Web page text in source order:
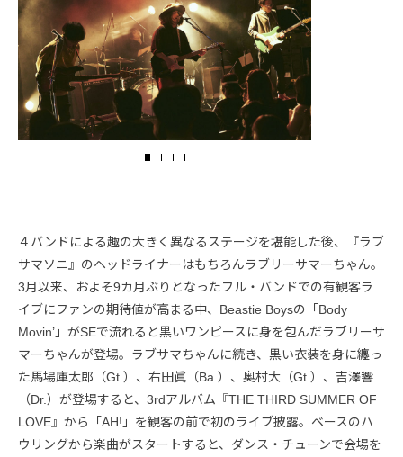
４バンドによる趣の大きく異なるステージを堪能した後、『ラブ
サマソニ』のヘッドライナーはもちろんラブリーサマーちゃん。
3月以来、およそ9カ月ぶりとなったフル・バンドでの有観客ラ
イブにファンの期待値が高まる中、Beastie Boysの「Body
Movin’」がSEで流れると黒いワンピースに身を包んだラブリーサ
マーちゃんが登場。ラブサマちゃんに続き、黒い衣装を身に纏っ
た馬場庫太郎（Gt.）、右田眞（Ba.）、奥村大（Gt.）、吉澤響
（Dr.）が登場すると、3rdアルバム『THE THIRD SUMMER OF
LOVE』から「AH!」を観客の前で初のライブ披露。ベースのハ
ウリングから楽曲がスタートすると、ダンス・チューンで会場を